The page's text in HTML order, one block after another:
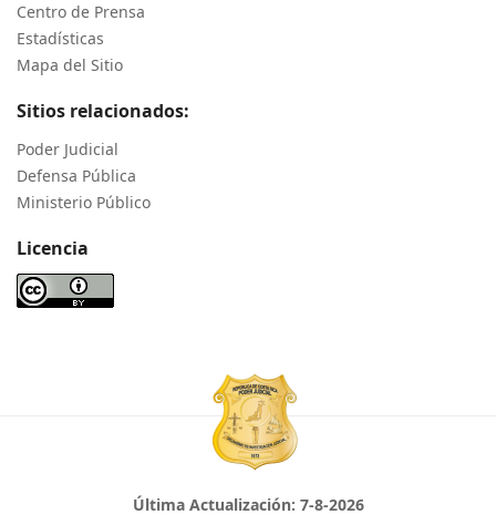
Centro de Prensa
Estadísticas
Mapa del Sitio
Sitios relacionados:
Poder Judicial
Defensa Pública
Ministerio Público
Licencia
Última Actualización: 7-8-2026